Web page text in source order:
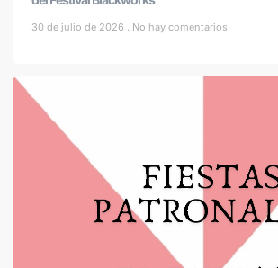
30 de julio de 2026 No hay comentarios